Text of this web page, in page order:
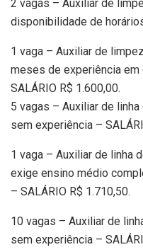
2 vagas – Auxiliar de
disponibilidade de
1 vaga – Auxiliar de
meses de experiência em
SALÁRIO R$ 1.600,00.
5 vagas – Auxiliar de
sem experiência –
1 vaga – Auxiliar de linha
exige ensino médio
– SALÁRIO R$ 1.710,50.
10 vagas – Auxiliar de
sem experiência –